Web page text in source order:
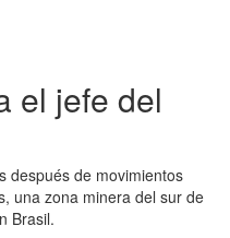
el jefe del
después de movimientos
una zona minera del sur de
Brasil.